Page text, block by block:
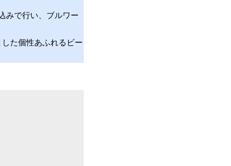
みで行い、ブルワー
た個性あふれるビー